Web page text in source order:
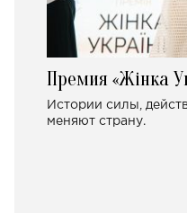
Премия «Жінка
Истории силы,
меняют страну.